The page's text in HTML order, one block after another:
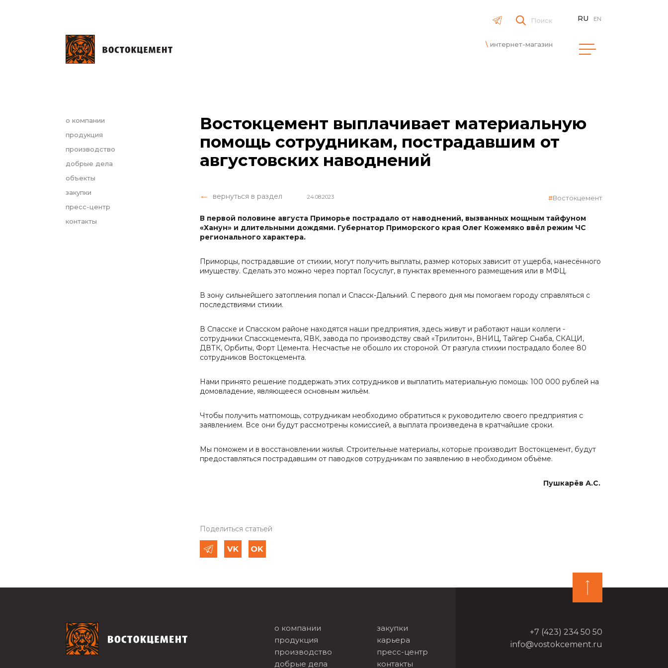
Поиск
интернет-магазин
RU EN
о компании
продукция
производство
добрые дела
объекты
закупки
пресс-центр
контакты
Востокцемент выплачивает материальную
помощь сотрудникам, пострадавшим от
августовских наводнений
вернуться в раздел 24.08.2023 Востокцемент
В первой половине августа Приморье пострадало от наводнений, вызванных мощным тайфуном
«Ханун» и длительными дождями. Губернатор Приморского края Олег Кожемяко ввёл режим ЧС
регионального характера.
Приморцы, пострадавшие от стихии, могут получить выплаты, размер которых зависит от ущерба, нанесённого
имуществу. Сделать это можно через портал Госуслуг, в пунктах временного размещения или в МФЦ.
В зону сильнейшего затопления попал и Спасск-Дальний. С первого дня мы помогаем городу справляться с
последствиями стихии.
В Спасске и Спасском районе находятся наши предприятия, здесь живут и работают наши коллеги -
сотрудники Спасскцемента, ЯВК, завода по производству свай «Трилитон», ВНИЦ, Тайгер Снаба, СКАЦИ,
ДВТК, Орбиты, Форт Цемента. Несчастье не обошло их стороной. От разгула стихии пострадало более 80
сотрудников Востокцемента.
Нами принято решение поддержать этих сотрудников и выплатить материальную помощь: 100 000 рублей на
домовладение, являющееся основным жильём.
Чтобы получить матпомощь, сотрудникам необходимо обратиться к руководителю своего предприятия с
заявлением. Все они будут рассмотрены комиссией, а выплата произведена в кратчайшие сроки.
Мы поможем и в восстановлении жилья. Строительные материалы, которые производит Востокцемент, будут
предоставляться пострадавшим от паводков сотрудникам по заявлению в необходимом объёме.
Пушкарёв А.С.
Поделиться статьей
о компании
продукция
производство
добрые дела
закупки
карьера
пресс-центр
контакты
+7 (423) 234 50 50
info@vostokcement.ru